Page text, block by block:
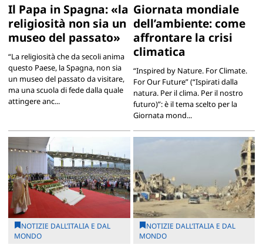
Il Papa in Spagna: «la
religiosità non sia un
museo del passato»
“La religiosità che da secoli anima
questo Paese, la Spagna, non sia
un museo del passato da visitare,
ma una scuola di fede dalla quale
attingere anc...
Giornata mondiale
dell’ambiente: come
affrontare la crisi
climatica
“Inspired by Nature. For Climate.
For Our Future” (“Ispirati dalla
natura. Per il clima. Per il nostro
futuro)”: è il tema scelto per la
Giornata mond...
NOTIZIE DALL’ITALIA E DAL
MONDO
NOTIZIE DALL’ITALIA E DAL
MONDO